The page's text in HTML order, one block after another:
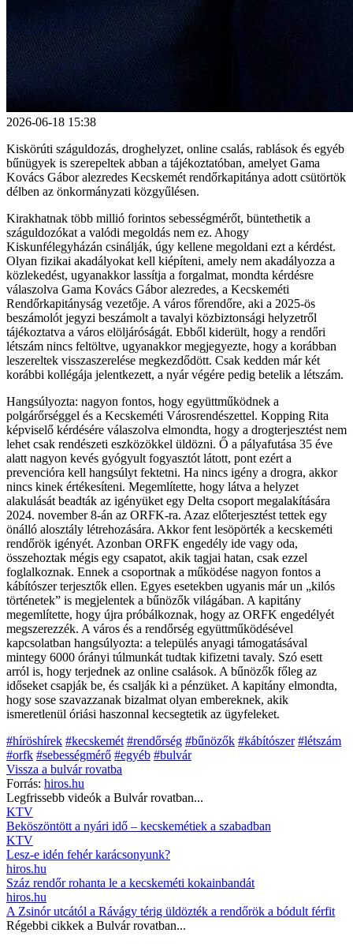
2026-06-18 15:38
Kiskörúti száguldozás, droghelyzet, online csalás, rablások és egyéb
bűnügyek is szerepeltek abban a tájékoztatóban, amelyet Gama
Kovács Gábor alezredes Kecskemét rendőrkapitánya adott csütörtök
délben az önkormányzati közgyűlésen.
Kirakhatnak több millió forintos sebességmérőt, büntethetik a
száguldozókat a valódi megoldás nem ez. Ahogy
Kiskunfélegyházán csinálják, úgy kellene megoldani ezt a kérdést.
Olyan fizikai akadályokat kell kiépíteni, amely nem akadályozza a
közlekedést, ugyanakkor lassítja a forgalmat, mondta kérdésre
válaszolva Gama Kovács Gábor alezredes, a Kecskeméti
Rendőrkapitányság vezetője. A város főrendőre, aki a 2025-ös
beszámolót jegyzi beszámolt a tavalyi közbiztonsági helyzetről
tájékoztatva a város elöljáróságát. Ebből kiderült, hogy a rendőri
létszám nincs feltöltve, ugyanakkor megjegyezte, hogy a korábban
leszereltek visszaszerelése megkezdődött. Csak kedden már két
korábbi kollégája jelentkezett, a nyár végére pedig betelik a létszám.
Hangsúlyozta: nagyon fontos, hogy együttműködnek a
polgárőrséggel és a Kecskeméti Városrendészettel. Kopping Rita
képviselő kérdésére válaszolva elmondta, hogy a drogterjesztést nem
lehet csak rendészeti eszközökkel üldözni. Ő a pályafutása 35 éve
alatt nagyon kevés gyógyult fogyasztót látott, pont ezért a
prevencióra kell hangsúlyt fektetni. Ha nincs igény a drogra, akkor
nincs kinek értékesíteni. Megemlítette, hogy látva a helyzet
alakulását beadták az igényüket egy Delta csoport megalakítására
2024. november 8-án az ORFK-ra. Azaz előterjesztést tettek egy
önálló alosztály létrehozására. Akkor fent lesöpörték a kecskeméti
rendőrök igényét. Azonban ORFK engedély ide vagy oda,
összehoztak mégis egy csapatot, akik tagjai hatan, csak ezzel
foglalkoznak. Ennek a csoportnak a működése nagyon fontos a
kábítószer terjesztők ellen. Egyes esetekben ugyanis már un „kilós
történetek” is megjelentek a bűnözők világában. A kapitány
megemlítette, hogy újra próbálkoznak, hogy az ORFK engedélyét
megszerezzék. A város és a rendőrség együttműködésével
kapcsolatban hangsúlyozta: a település anyagi támogatásával
mintegy 6000 órányi túlmunkát tudtak kifizetni tavaly. Szó esett
arról is, hogy terjednek az online csalások. A bűnözők főleg az
időseket csapják be, és csalják ki a pénzüket. A kapitány elmondta,
hogy sose szavazzanak bizalmat olyan embereknek, akik
ismeretlenül óriási haszonnal kecsegtetik az ügyfeleket.
#híröshírek #kecskemét #rendőrség #bűnözők #kábítószer #létszám
#orfk #sebességmérő #egyéb #bulvár
Vissza a bulvárrovatba
Forrás: hiros.hu
Legfrissebb videók a Bulvárrovatban...
KTV
Beköszöntött a nyári idő – kecskemétiek a szabadban
KTV
Lesz-e idén fehér karácsonyunk?
hiros.hu
Száz rendőr rohanta le a kecskeméti kokainbandát
hiros.hu
A Zsinór utcától a Rávágy térig üldözték a rendőrök a bódult férfit
Régebbi cikkek a Bulvárrovatban...